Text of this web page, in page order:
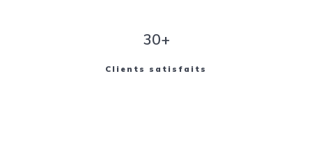
30+
Clients satisfaits